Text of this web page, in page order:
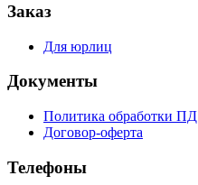
Заказ
Для юрлиц
Документы
Политика обработки ПД
Договор-оферта
Телефоны